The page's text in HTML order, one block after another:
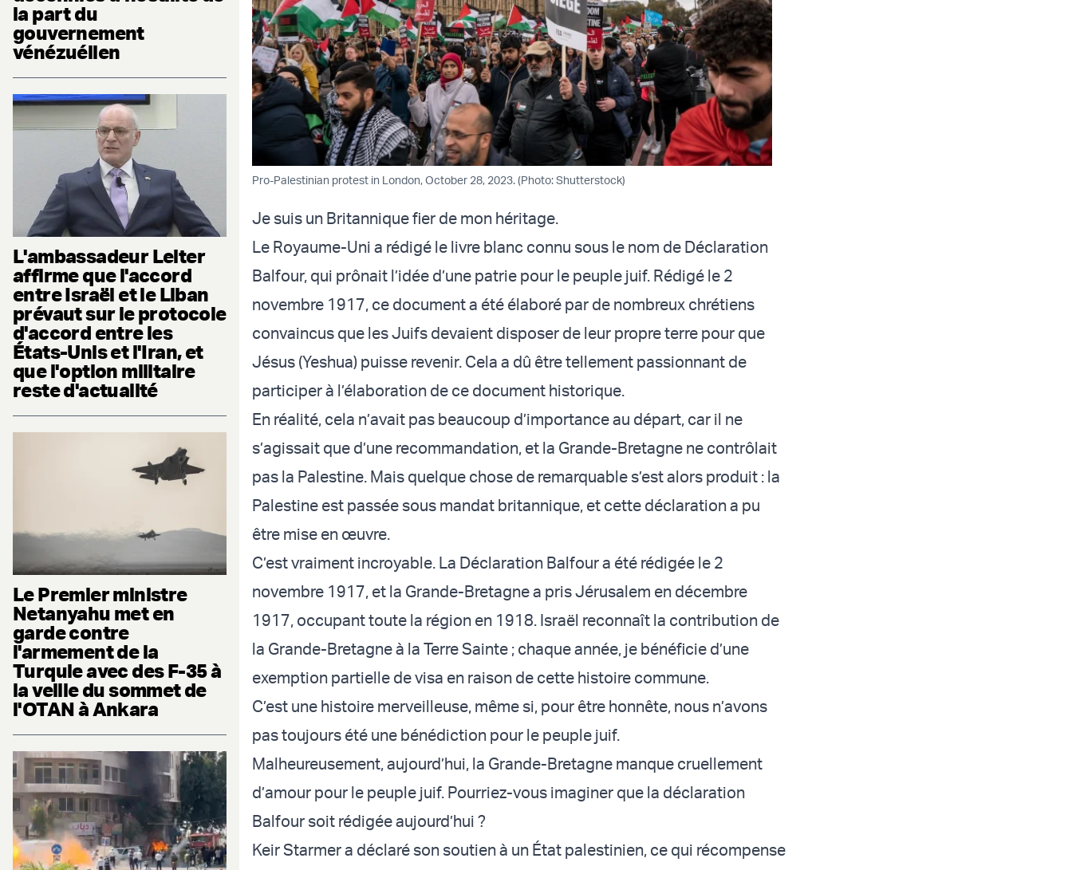
la part du
gouvernement
vénézuélien
L'ambassadeur Leiter
affirme que l'accord
entre Israël et le Liban
prévaut sur le protocole
d'accord entre les
États-Unis et l'Iran, et
que l'option militaire
reste d'actualité
Le Premier ministre
Netanyahu met en
garde contre
l'armement de la
Turquie avec des F-35 à
la veille du sommet de
l'OTAN à Ankara
Pro-Palestinian protest in London, October 28, 2023. (Photo: Shutterstock)
Je suis un Britannique fier de mon héritage.
Le Royaume-Uni a rédigé le livre blanc connu sous le nom de Déclaration
Balfour, qui prônait l’idée d’une patrie pour le peuple juif. Rédigé le 2
novembre 1917, ce document a été élaboré par de nombreux chrétiens
convaincus que les Juifs devaient disposer de leur propre terre pour que
Jésus (Yeshua) puisse revenir. Cela a dû être tellement passionnant de
participer à l’élaboration de ce document historique.
En réalité, cela n’avait pas beaucoup d’importance au départ, car il ne
s’agissait que d’une recommandation, et la Grande-Bretagne ne contrôlait
pas la Palestine. Mais quelque chose de remarquable s’est alors produit : la
Palestine est passée sous mandat britannique, et cette déclaration a pu
être mise en œuvre.
C’est vraiment incroyable. La Déclaration Balfour a été rédigée le 2
novembre 1917, et la Grande-Bretagne a pris Jérusalem en décembre
1917, occupant toute la région en 1918. Israël reconnaît la contribution de
la Grande-Bretagne à la Terre Sainte ; chaque année, je bénéficie d’une
exemption partielle de visa en raison de cette histoire commune.
C’est une histoire merveilleuse, même si, pour être honnête, nous n’avons
pas toujours été une bénédiction pour le peuple juif.
Malheureusement, aujourd’hui, la Grande-Bretagne manque cruellement
d’amour pour le peuple juif. Pourriez-vous imaginer que la déclaration
Balfour soit rédigée aujourd’hui ?
Keir Starmer a déclaré son soutien à un État palestinien, ce qui récompense